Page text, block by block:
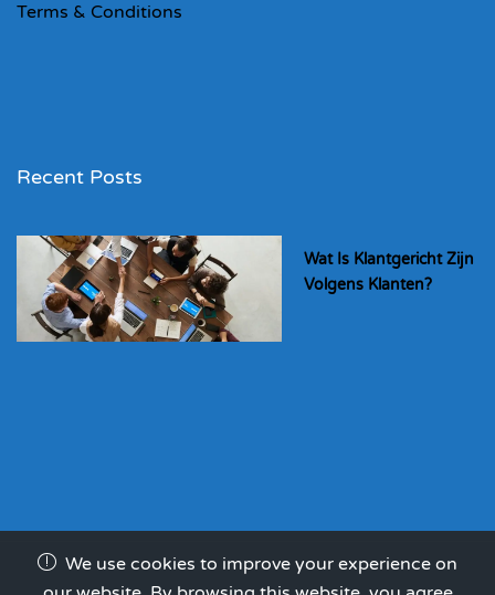
Terms & Conditions
Recent Posts
Wat Is Klantgericht Zijn
Volgens Klanten?
We use cookies to improve your experience on